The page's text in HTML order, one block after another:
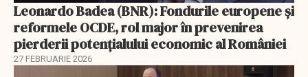
Leonardo Badea (BNR): Fondurile europene și
reformele OCDE, rol major în prevenirea
pierderii potențialului economic al României
27 FEBRUARIE 2026